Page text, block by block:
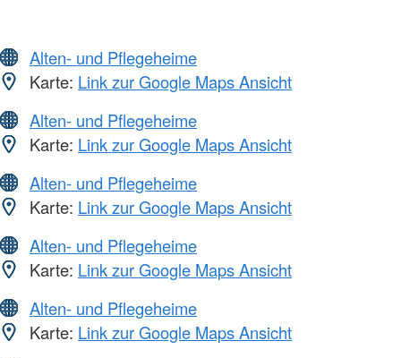
Alten- und Pflegeheime
Karte: Link zur Google Maps Ansicht
Alten- und Pflegeheime
Karte: Link zur Google Maps Ansicht
Alten- und Pflegeheime
Karte: Link zur Google Maps Ansicht
Alten- und Pflegeheime
Karte: Link zur Google Maps Ansicht
Alten- und Pflegeheime
Karte: Link zur Google Maps Ansicht